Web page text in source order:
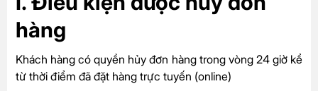
hàng
Khách hàng có quyền hủy đơn hàng trong vòng 24 giờ kể
từ thời điểm đã đặt hàng trực tuyến (online)